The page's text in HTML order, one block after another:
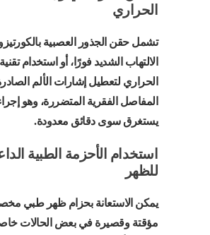
الحراري
تشمل حقن الجذور العصبية
الالتهاب الشديد فورًا، أو استخدام
الحراري لتعطيل إشارات الألم
المفاصل الفقرية المتضررة، وهو
يستغرق سوى دقائق معدودة.
استخدام الأحزمة الطبية
للظهر
يمكن الاستعانة بحزام ظهر طبي
مؤقتة وقصيرة في بعض الحالات